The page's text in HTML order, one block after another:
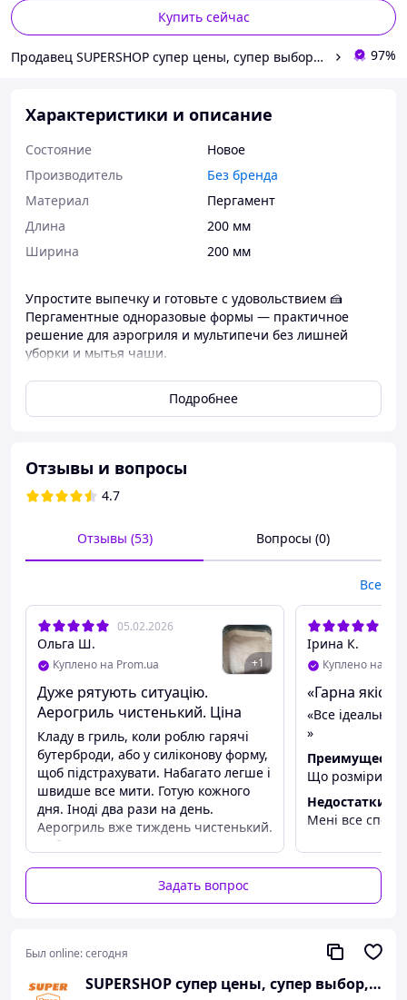
Купить сейчас
Продавец SUPERSHOP супер цены, супер выбор, супер покупки! 97%
Характеристики и описание
Состояние
Новое
Производитель
Без бренда
Материал
Пергамент
Длина
200 мм
Ширина
200 мм
Упростите выпечку и готовьте с удовольствием 🍰
Пергаментные одноразовые формы — практичное
решение для аэрогриля и мультипечи без лишней
уборки и мытья чаши.
✅ Почему стоит выбрать именно эти формы:
🧼Чистота без усилий— жир и крошки
после готовки
🍪 Аккуратная выпечка
— использовали и выбросили
🏠 Подходят для:
аэрогриля
мультипечи
мини-духовки
Отличны для выпечки, запекания овощей, мяса,
десертов и закусок.
📏 Характеристики:
Размер: 20х20 × 4,5 см
Материал: пергаментная бумага
Количество в упаковке:
Тип: одноразовые
ежедневного использования и праздников.
Подробнее
Отзывы и вопросы
4.7
Отзывы (53) Вопросы (0)
Все
05.02.2026
Ольга Ш.
Куплено на Prom.ua +1
Дуже рятують ситуацію.
Аерогриль чистенький. Ціна
супер!
Кладу в гриль, коли роблю гарячі
бутерброди, або у силіконову форму,
щоб підстрахувати. Набагато легше і
швидше все мити. Готую кожного
дня. Іноді два рази на день.
Аерогриль вже тиждень чистенький.
Набагато легше мити. Дякую!
Преимущества
Чітко підходить під розміри грилю.
Ірина К.
Куплено на
«Гарна якість
«Все ідеально
»
Преимущества
Що розміри
Недостатки
Мені все
Задать вопрос
Был online:сегодня
SUPERSHOP супер цены, супер выбор, супер покупки!